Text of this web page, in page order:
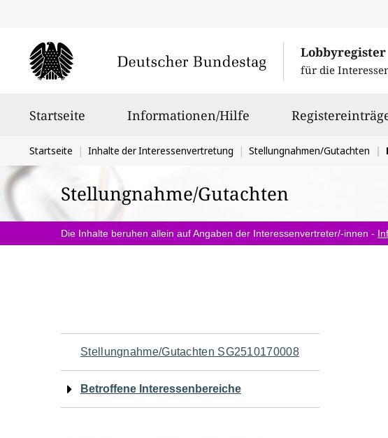
Lobbyregister
für die
Startseite Informationen/Hilfe
Sie
befinden
sich
hier:
Startseite Inhalte der Interessenvertretung Stellungnahmen/Gutachten
Stellungnahme/Gutachten
Die Inhalte beruhen allein auf Angaben der Interessenvertreter/-innen -
Navigation
für
Stellungnahme/Gutachten SG2510170008
Betroffene Interessenbereiche